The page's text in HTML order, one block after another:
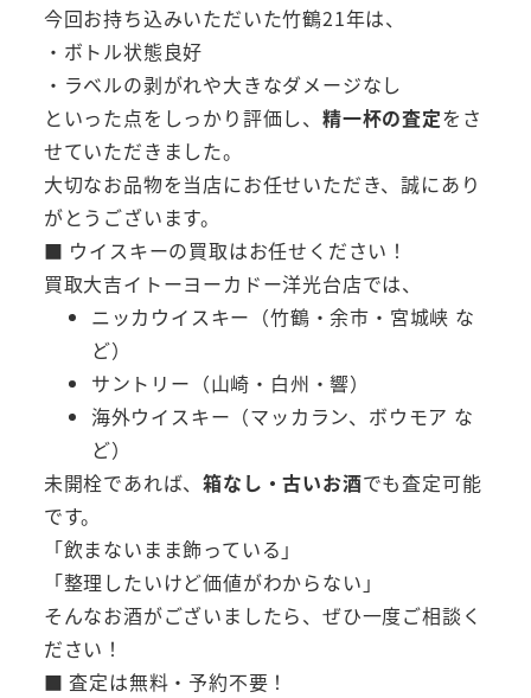
今回お持ち込みいただいた竹鶴21年は、
・ボトル状態良好
・ラベルの剥がれや大きなダメージなし
といった点をしっかり評価し、 精一杯の査定をさ
せていただきました。
大切なお品物を当店にお任せいただき、誠にあり
がとうございます。
■ ウイスキーの買取はお任せください！
買取大吉イトーヨーカドー洋光台店では、
ニッカウイスキー（竹鶴・余市・宮城峡 な
ど）
サントリー（山崎・白州・響）
海外ウイスキー（マッカラン、ボウモア な
ど）
未開栓であれば、箱なし・古いお酒でも査定可能
です。
「飲まないまま飾っている」
「整理したいけど価値がわからない」
そんなお酒がございましたら、ぜひ一度ご相談く
ださい！
■ 査定は無料・予約不要！